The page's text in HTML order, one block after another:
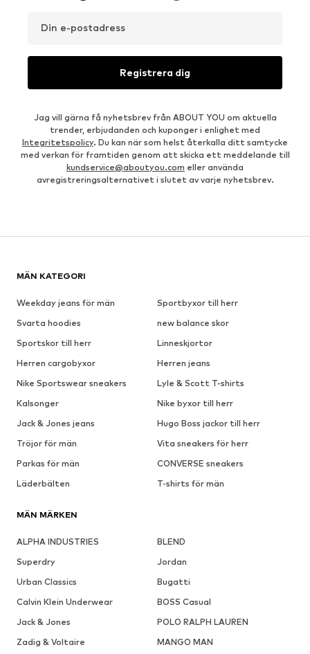
Din e-postadress
Registrera dig
Jag vill gärna få nyhetsbrev från ABOUT YOU om aktuella
trender, erbjudanden och kuponger i enlighet med
Integritetspolicy. Du kan när som helst återkalla ditt samtycke
med verkan för framtiden genom att skicka ett meddelande till
kundservice@aboutyou.com eller använda
avregistreringsalternativet i slutet av varje nyhetsbrev.
MÄN KATEGORI
Weekday jeans för män
Sportbyxor till herr
Svarta hoodies
new balance skor
Sportskor till herr
Linneskjortor
Herren cargobyxor
Herren jeans
Nike Sportswear sneakers
Lyle & Scott T-shirts
Kalsonger
Nike byxor till herr
Jack & Jones jeans
Hugo Boss jackor till herr
Tröjor för män
Vita sneakers för herr
Parkas för män
CONVERSE sneakers
Läderbälten
T-shirts för män
MÄN MÄRKEN
ALPHA INDUSTRIES
BLEND
Superdry
Jordan
Urban Classics
Bugatti
Calvin Klein Underwear
BOSS Casual
Jack & Jones
POLO RALPH LAUREN
Zadig & Voltaire
MANGO MAN